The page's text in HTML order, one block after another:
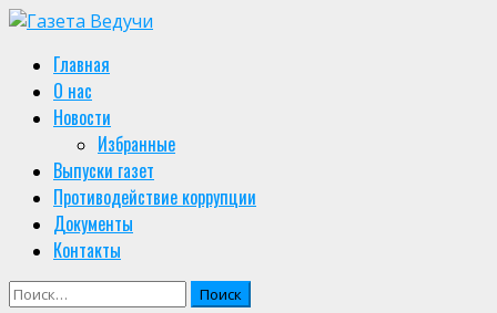
Skip
content
Primary
Menu
Главная
О нас
Новости
Избранные
Выпуски газет
Противодействие коррупции
Документы
Контакты
Найти: